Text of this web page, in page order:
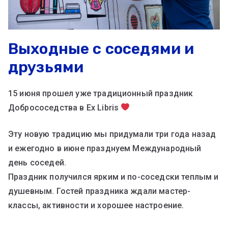
Выходные с соседями и
друзьями
15 июня прошел уже традиционный праздник
Добрососедства в Ex Libris
Эту новую традицию мы придумали три года назад
и ежегодно в июне празднуем Международный
день соседей.
Праздник получился ярким и по-соседски теплым и
душевным. Гостей праздника ждали мастер-
классы, активности и хорошее настроение.